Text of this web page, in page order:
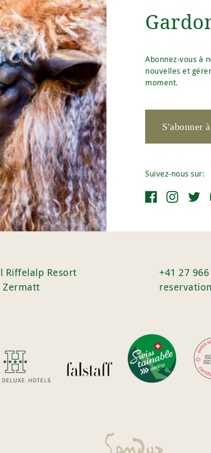
Abonnez-vous à
nouvelles et
moment.
S'abonner
Suivez-nous sur:
Riffelalp Resort
Zermatt
+41 27